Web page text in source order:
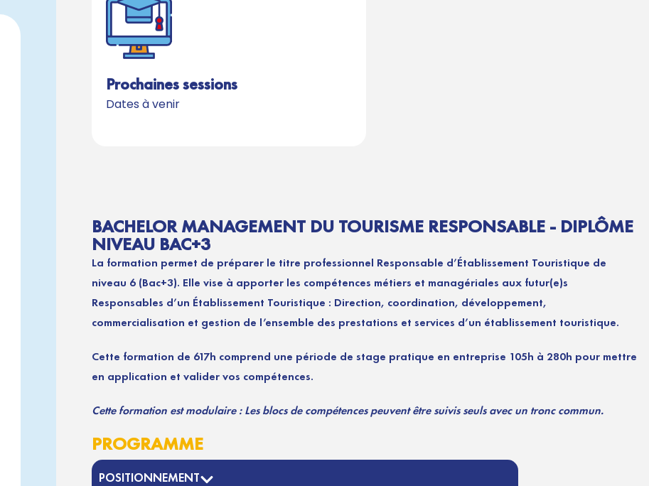
Prochaines sessions
Dates à venir
BACHELOR MANAGEMENT DU TOURISME RESPONSABLE - DIPLÔME
NIVEAU BAC+3
La formation permet de préparer le titre professionnel Responsable d’Établissement Touristique de
niveau 6 (Bac+3). Elle vise à apporter les compétences métiers et managériales aux futur(e)s
Responsables d’un Établissement Touristique : Direction, coordination, développement,
commercialisation et gestion de l’ensemble des prestations et services d’un établissement touristique.
Cette formation de 617h comprend une période de stage pratique en entreprise 105h à 280h pour mettre
en application et valider vos compétences.
Cette formation est modulaire : Les blocs de compétences peuvent être suivis seuls avec un tronc commun.
PROGRAMME
POSITIONNEMENT